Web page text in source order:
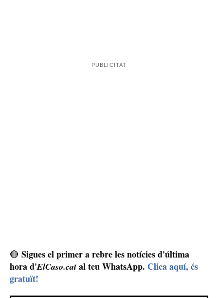
🔴 Sigues el primer a rebre les notícies d'última
hora d'ElCaso.cat al teu WhatsApp. Clica aquí, és
gratuït!